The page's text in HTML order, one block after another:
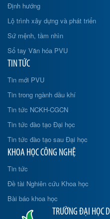
Định hướng
Lộ trình xây dựng và phát triển
Sứ mệnh, tầm nhìn
Sổ tay Văn hóa PVU
TIN TỨC
Tin mới PVU
Tin trong ngành dầu khí
Tin tức NCKH-CGCN
Tin tức đào tạo Đại học
Tin tức đào tạo sau Đại học
KHOA HỌC CÔNG NGHỆ
Tin tức
Đề tài Nghiên cứu Khoa học
Bài báo khoa học
TRƯỜNG ĐẠI HỌC